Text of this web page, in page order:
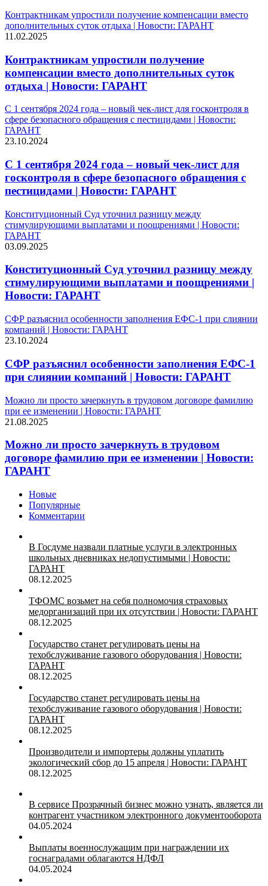
Контрактникам упростили получение компенсации вместо
дополнительных суток отдыха | Новости: ГАРАНТ
11.02.2025
Контрактникам упростили получение
компенсации вместо дополнительных суток
отдыха | Новости: ГАРАНТ
С 1 сентября 2024 года – новый чек-лист для госконтроля в
сфере безопасного обращения с пестицидами | Новости:
ГАРАНТ
23.10.2024
С 1 сентября 2024 года – новый чек-лист для
госконтроля в сфере безопасного обращения с
пестицидами | Новости: ГАРАНТ
Конституционный Суд уточнил разницу между
стимулирующими выплатами и поощрениями | Новости:
ГАРАНТ
03.09.2025
Конституционный Суд уточнил разницу между
стимулирующими выплатами и поощрениями |
Новости: ГАРАНТ
СФР разъяснил особенности заполнения ЕФС-1 при слиянии
компаний | Новости: ГАРАНТ
23.10.2024
СФР разъяснил особенности заполнения ЕФС-1
при слиянии компаний | Новости: ГАРАНТ
Можно ли просто зачеркнуть в трудовом договоре фамилию
при ее изменении | Новости: ГАРАНТ
21.08.2025
Можно ли просто зачеркнуть в трудовом
договоре фамилию при ее изменении | Новости:
ГАРАНТ
Новые
Популярные
Комментарии
В Госдуме назвали платные услуги в электронных
школьных дневниках недопустимыми | Новости:
ГАРАНТ
08.12.2025
ТФОМС возьмет на себя полномочия страховых
медорганизаций при их отсутствии | Новости: ГАРАНТ
08.12.2025
Государство станет регулировать цены на
техобслуживание газового оборудования | Новости:
ГАРАНТ
08.12.2025
Государство станет регулировать цены на
техобслуживание газового оборудования | Новости:
ГАРАНТ
08.12.2025
Производители и импортеры должны уплатить
экологический сбор до 15 апреля | Новости: ГАРАНТ
08.12.2025
В сервисе Прозрачный бизнес можно узнать, является ли
контрагент участником электронного документооборота
04.05.2024
Выплаты военнослужащим при награждении их
госнаградами облагаются НДФЛ
04.05.2024